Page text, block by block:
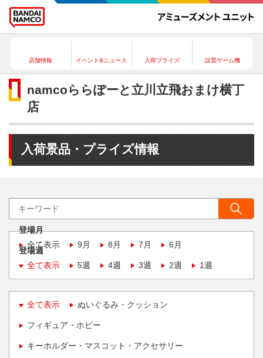
店舗情報 イベント&ニュース 入荷プライズ 設置ゲーム機
namcoららぽーと立川立飛おまけ横丁
店
入荷景品・プライズ情報
登場月
全て表示
9月 8月 7月 6月
登場週
全て表示
5週 4週 3週 2週 1週
全て表示 ぬいぐるみ・クッション
フィギュア・ホビー
キーホルダー・マスコット・アクセサリー